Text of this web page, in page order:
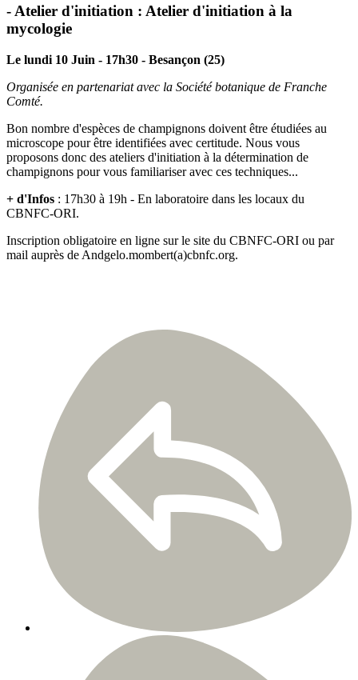
- Atelier d'initiation : Atelier d'initiation à la
mycologie
Le lundi 10 Juin - 17h30 - Besançon (25)
Organisée en partenariat avec la Société botanique de Franche
Comté.
Bon nombre d'espèces de champignons doivent être étudiées au
microscope pour être identifiées avec certitude. Nous vous
proposons donc des ateliers d'initiation à la détermination de
champignons pour vous familiariser avec ces techniques...
+ d'Infos : 17h30 à 19h - En laboratoire dans les locaux du
CBNFC-ORI.
Inscription obligatoire en ligne sur le site du CBNFC-ORI ou par
mail auprès de Andgelo.mombert(a)cbnfc.org.